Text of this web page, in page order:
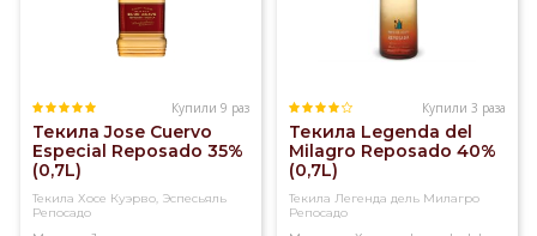
Купили 9 раз
Текила Jose Cuervo
Especial Reposado 35%
(0,7L)
Текила Хосе Куэрво, Эспесьяль
Репосадо
Купили 3 раза
Текила Legenda del
Milagro Reposado 40%
(0,7L)
Текила Легенда дель Милагро
Репосадо